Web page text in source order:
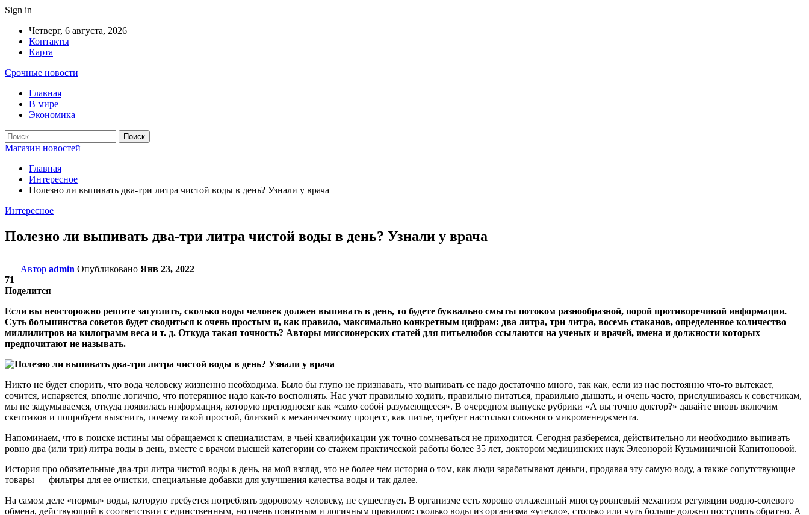
Sign in
Четверг, 6 августа, 2026
Контакты
Карта
Срочные новости
Главная
В мире
Экономика
Магазин новостей
Главная
Интересное
Полезно ли выпивать два-три литра чистой воды в день? Узнали у врача
Интересное
Полезно ли выпивать два-три литра чистой воды в день? Узнали у врача
Автор admin Опубликовано Янв 23, 2022
71
Поделится
Если вы неосторожно решите загуглить, сколько воды человек должен выпивать в день, то будете буквально смыты потоком разнообразной, порой противоречивой информации.
Суть большинства советов будет сводиться к очень простым и, как правило, максимально конкретным цифрам: два литра, три литра, восемь стаканов, определенное количество
миллилитров на килограмм веса и т. д. Откуда такая точность? Авторы миссионерских статей для питьелюбов ссылаются на ученых и врачей, имена и должности которых
предпочитают не называть.
Никто не будет спорить, что вода человеку жизненно необходима. Было бы глупо не признавать, что выпивать ее надо достаточно много, так как, если из нас постоянно что-то вытекает,
сочится, испаряется, вполне логично, что потерянное надо как-то восполнять. Нас учат правильно ходить, правильно питаться, правильно дышать, и очень часто, прислушиваясь к советчикам,
мы не задумываемся, откуда появилась информация, которую преподносят как «само собой разумеющееся». В очередном выпуске рубрики «А вы точно доктор?» давайте вновь включим
скептиков и попробуем выяснить, почему такой простой, близкий к механическому процесс, как питье, требует настолько сложного микроменеджмента.
Напоминаем, что в поиске истины мы обращаемся к специалистам, в чьей квалификации уж точно сомневаться не приходится. Сегодня разберемся, действительно ли необходимо выпивать
ровно два (или три) литра воды в день, вместе с врачом высшей категории со стажем практической работы более 35 лет, доктором медицинских наук Элеонорой Кузьминичной Капитоновой.
История про обязательные два-три литра чистой воды в день, на мой взгляд, это не более чем история о том, как люди зарабатывают деньги, продавая эту самую воду, а также сопутствующие
товары — фильтры для ее очистки, специальные добавки для улучшения качества воды и так далее.
На самом деле «нормы» воды, которую требуется потреблять здоровому человеку, не существует. В организме есть хорошо отлаженный многоуровневый механизм регуляции водно-солевого
обмена, действующий в соответствии с единственным, но очень понятным и логичным правилом: сколько воды из организма «утекло», столько или чуть больше должно поступить обратно. А